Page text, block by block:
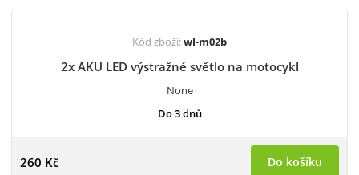
Kód zboží:wl-m02b
2x AKU LED výstražné světlo na motocykl
None
Do 3 dnů
260 Kč Do košíku